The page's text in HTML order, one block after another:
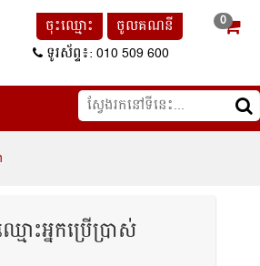
ចូលគណនី
ចុះឈ្មោះ
ទូរស័ព្ទ៖: 010 509 600
0
ោះអ្នកប្រើប្រាស់